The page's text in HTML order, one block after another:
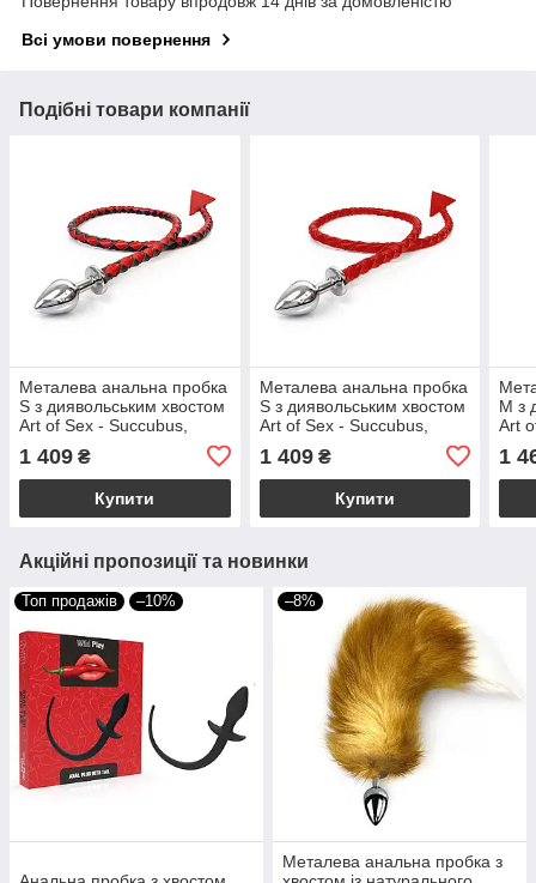
Всі умови повернення
Подібні товари компанії
Металева анальна пробка
S з диявольським хвостом
Art of Sex - Succubus,
червоний
1 409 ₴
Купити
Металева анальна пробка
S з диявольським хвостом
Art of Sex - Succubus,
1 409₴
Купити
M з
Art
1
Акційні пропозиції та новинки
Топ продажів –10% –8%
Металева анальна пробка з